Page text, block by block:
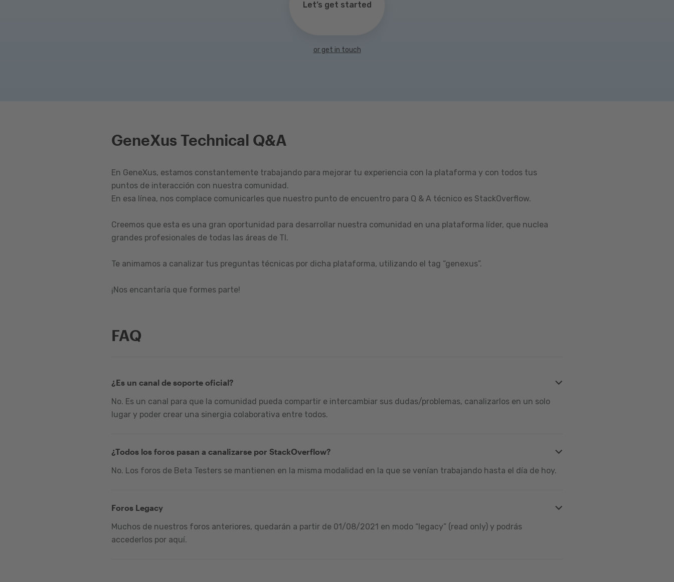
Let’s get started
or get in touch
GeneXus Technical Q&A
En GeneXus, estamos constantemente trabajando para mejorar tu experiencia con la plataforma y con todos tus
puntos de interacción con nuestra comunidad.
En esa línea, nos complace comunicarles que nuestro punto de encuentro para Q & A técnico es StackOverflow.
Creemos que esta es una gran oportunidad para desarrollar nuestra comunidad en una plataforma líder, que nuclea
grandes profesionales de todas las áreas de TI.
Te animamos a canalizar tus preguntas técnicas por dicha plataforma, utilizando el tag “genexus”.
¡Nos encantaría que formes parte!
FAQ
¿Es un canal de soporte oficial?
No. Es un canal para que la comunidad pueda compartir e intercambiar sus dudas/problemas, canalizarlos en un solo
lugar y poder crear una sinergia colaborativa entre todos.
¿Todos los foros pasan a canalizarse por StackOverflow?
No. Los foros de Beta Testers se mantienen en la misma modalidad en la que se venían trabajando hasta el día de hoy.
Foros Legacy
Muchos de nuestros foros anteriores, quedarán a partir de 01/08/2021 en modo “legacy” (read only) y podrás
accederlos por aquí.